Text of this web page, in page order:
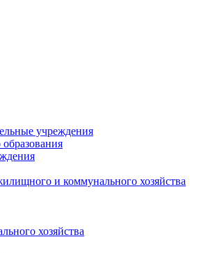
учреждения
и коммунального хозяйства
хозяйства